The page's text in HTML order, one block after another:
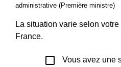
administrative (Première ministre)
La situation varie selon
France.
check_box_outline_blank
Vous avez une